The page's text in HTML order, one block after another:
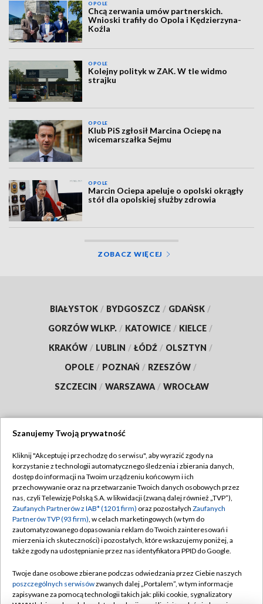
OPOLE
Chcą zerwania umów partnerskich.
Wnioski trafiły do Opola i Kędzierzyna-
Koźla
OPOLE
Kolejny polityk w ZAK. W tle widmo
strajku
OPOLE
Klub PiS zgłosił Marcina Ociepę na
wicemarszałka Sejmu
OPOLE
Marcin Ociepa apeluje o opolski okrągły
stół dla opolskiej służby zdrowia
ZOBACZ WIĘCEJ
BIAŁYSTOK / BYDGOSZCZ / GDAŃSK /
GORZÓW WLKP. / KATOWICE / KIELCE /
KRAKÓW / LUBLIN / ŁÓDŹ / OLSZTYN /
OPOLE / POZNAŃ / RZESZÓW /
SZCZECIN / WARSZAWA / WROCŁAW
TVP
Abonament TVP
Emisja w TVP
Centrum informacji TVP
Naziemna Telewizja Cyfrowa
Rada Programowa
System NOS
Regulamin TVP
Polityka prywatności
Moje zgody
Pomoc
Kontakt
Szanujemy Twoją prywatność
Kliknij "Akceptuję i przechodzę do serwisu", aby wyrazić zgody na
korzystanie z technologii automatycznego śledzenia i zbierania danych,
dostęp do informacji na Twoim urządzeniu końcowym i ich
przechowywanie oraz na przetwarzanie Twoich danych osobowych przez
nas, czyli Telewizję Polską S.A. w likwidacji (zwaną dalej również „TVP”),
Zaufanych Partnerów z IAB* (1201 firm) oraz pozostałych Zaufanych
Partnerów TVP (93 firm), w celach marketingowych (w tym do
zautomatyzowanego dopasowania reklam do Twoich zainteresowań i
mierzenia ich skuteczności) i pozostałych, które wskazujemy poniżej, a
także zgody na udostępnianie przez nas identyfikatora PPID do Google.
Twoje dane osobowe zbierane podczas odwiedzania przez Ciebie naszych
poszczególnych serwisówzwanych dalej „Portalem”, w tym informacje
zapisywane za pomocą technologii takich jak: pliki cookie, sygnalizatory